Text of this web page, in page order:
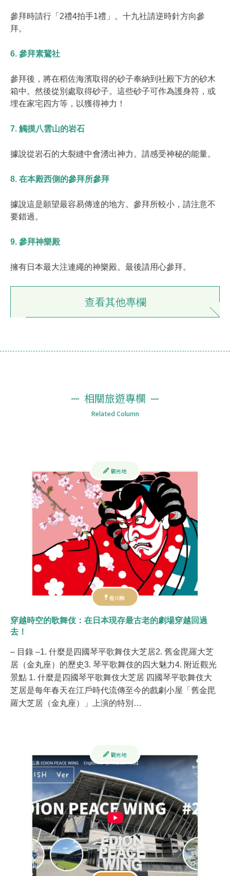
參拜時請行「2禮4拍手1禮」。十九社請逆時針方向參
拜。
6. 參拜素鵞社
參拜後，將在稻佐海濱取得的砂子奉納到社殿下方的砂木
箱中。然後從別處取得砂子。這些砂子可作為護身符，或
埋在家宅四方等，以獲得神力！
7. 觸摸八雲山的岩石
據說從岩石的大裂縫中會湧出神力。請感受神秘的能量。
8. 在本殿西側的參拜所參拜
據說這是願望最容易傳達的地方。參拜所較小，請注意不
要錯過。
9. 參拜神樂殿
擁有日本最大注連繩的神樂殿。最後請用心參拜。
查看其他專欄
相關旅遊專欄
Related Column
香川縣
觀光地
穿越時空的歌舞伎：在日本現存最古老的劇場穿越回過
去！
– 目錄 –1. 什麼是四國琴平歌舞伎大芝居2. 舊金毘羅大芝
居（金丸座）的歷史3. 琴平歌舞伎的四大魅力4. 附近觀光
景點 1. 什麼是四國琴平歌舞伎大芝居 四國琴平歌舞伎大
芝居是每年春天在江戶時代流傳至今的戲劇小屋「舊金毘
羅大芝居（金丸座）」上演的特別…
觀光地